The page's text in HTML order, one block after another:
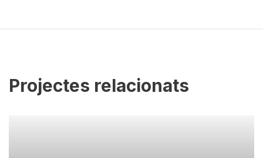
Projectes relacionats